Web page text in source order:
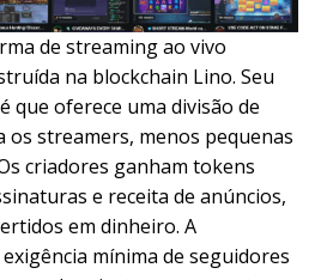
de streaming ao vivo
na blockchain Lino. Seu
que oferece uma divisão de
os streamers, menos pequenas
criadores ganham tokens
e receita de anúncios,
em dinheiro. A
mínima de seguidores